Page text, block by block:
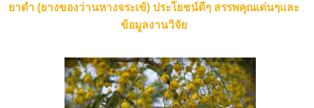
ยาดำ (ยางของว่านหางจระเข้) ประโยชน์ดีๆ สรรพคุณเด่นๆและ
ข้อมูลงานวิจัย